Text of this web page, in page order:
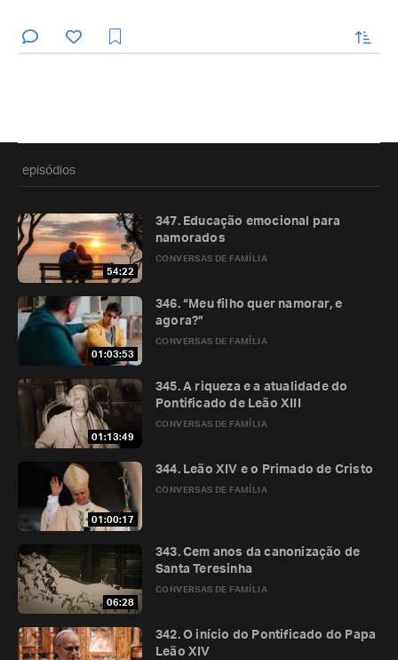
enviar
episódios
54:22
CONVERSAS DE FAMÍLIA
347. Educação emocional para
namorados
01:03:53
CONVERSAS DE FAMÍLIA
346. “Meu filho quer namorar, e
agora?”
01:13:49
CONVERSAS DE FAMÍLIA
345. A riqueza e a atualidade do
Pontificado de Leão XIII
01:00:17
CONVERSAS DE FAMÍLIA
344. Leão XIV e o Primado de Cristo
06:28
CONVERSAS DE FAMÍLIA
343. Cem anos da canonização de
Santa Teresinha
342. O início do Pontificado do Papa
Leão XIV